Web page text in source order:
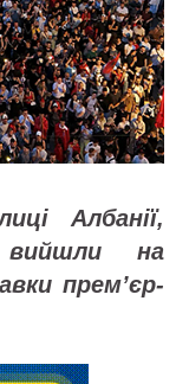
Албанії,
вийшли на
прем’єр-